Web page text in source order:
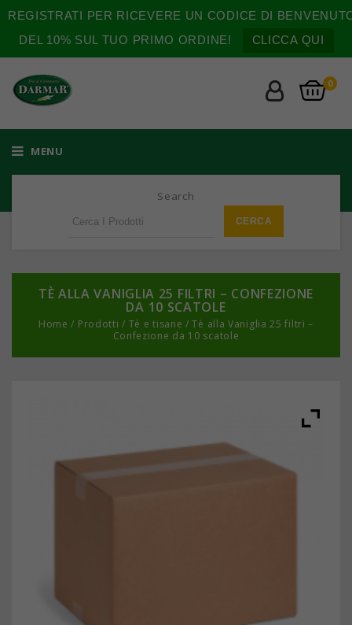
REGISTRATI PER RICEVERE UN CODICE DI
DEL 10% SUL TUO PRIMO ORDINE!
CLICCA QUI
0
MENU
Search
TÈ ALLA VANIGLIA 25 FILTRI – CONFEZIONE
DA 10 SCATOLE
Home / Prodotti / Tè e tisane /Tè alla Vaniglia 25 filtri –
Confezione da 10 scatole